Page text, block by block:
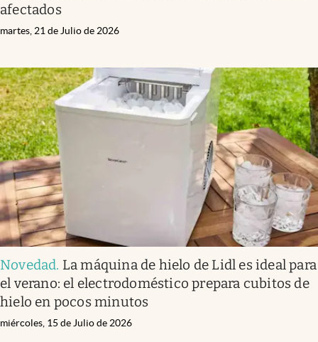
afectados
martes, 21 de Julio de 2026
Novedad. La máquina de hielo de Lidl es ideal para
el verano: el electrodoméstico prepara cubitos de
hielo en pocos minutos
miércoles, 15 de Julio de 2026